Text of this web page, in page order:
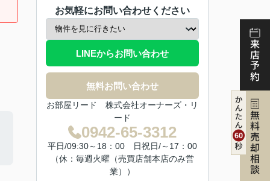
来店予約
無料売却相談
お気軽にお問い合わせください
LINEからお問い合わせ
無料お問い合わせ
お部屋リード 株式会社オーナーズ・リ
ード
0942-65-3312
平日/09:30～18：00 日祝日/～17：00
（休：毎週火曜（売買店舗本店のみ営
業））